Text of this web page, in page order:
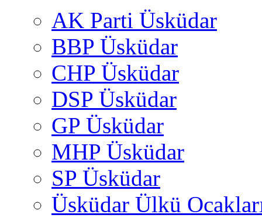
AK Parti Üsküdar
BBP Üsküdar
CHP Üsküdar
DSP Üsküdar
GP Üsküdar
MHP Üsküdar
SP Üsküdar
Üsküdar Ülkü